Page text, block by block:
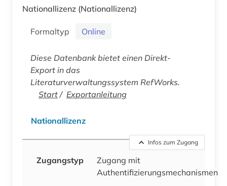
Nationallizenz (Nationallizenz)
Formaltyp Online
Diese Datenbank bietet einen Direkt-
Export in das
Literaturverwaltungssystem RefWorks.
Start / Exportanleitung
Nationallizenz
Infos zum Zugang
Zugangstyp
Zugang mit
Authentifizierungsmechanismen